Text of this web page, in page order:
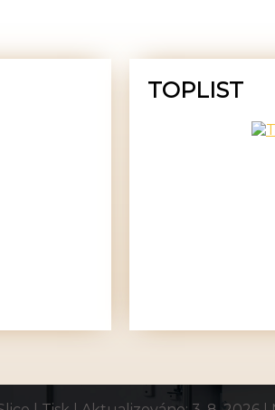
TOPLIST